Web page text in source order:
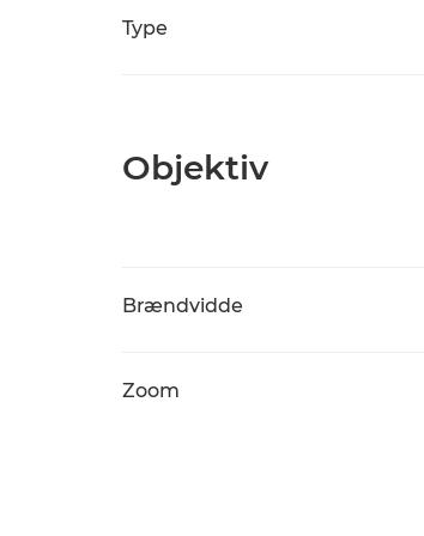
Type
Objektiv
Brændvidde
Zoom